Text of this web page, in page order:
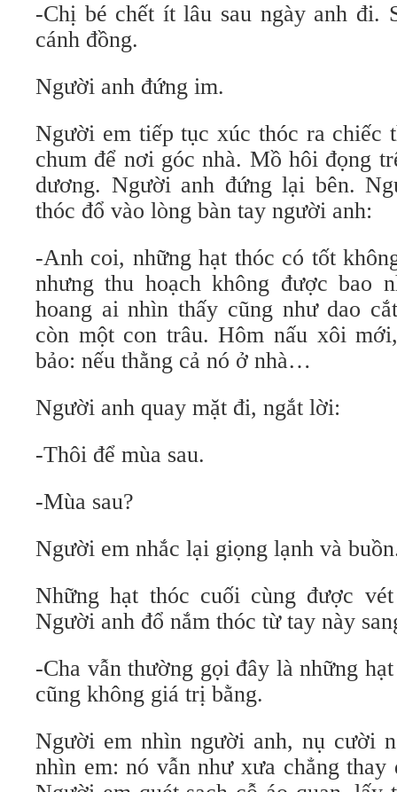
-Chị bé chết ít lâu sau ngày anh đi.
cánh đồng.
Người anh đứng im.
Người em tiếp tục xúc thóc ra chiếc
chum để nơi góc nhà. Mồ hôi đọng
dương. Người anh đứng lại bên.
thóc đổ vào lòng bàn tay người anh:
-Anh coi, những hạt thóc có tốt
nhưng thu hoạch không được bao
hoang ai nhìn thấy cũng như dao
còn một con trâu. Hôm nấu xôi
bảo: nếu thằng cả nó ở nhà…
Người anh quay mặt đi, ngắt lời:
-Thôi để mùa sau.
-Mùa sau?
Người em nhắc lại giọng lạnh và
Những hạt thóc cuối cùng được
Người anh đổ nắm thóc từ tay này
-Cha vẫn thường gọi đây là những
cũng không giá trị bằng.
Người em nhìn người anh, nụ cười
nhìn em: nó vẫn như xưa chẳng